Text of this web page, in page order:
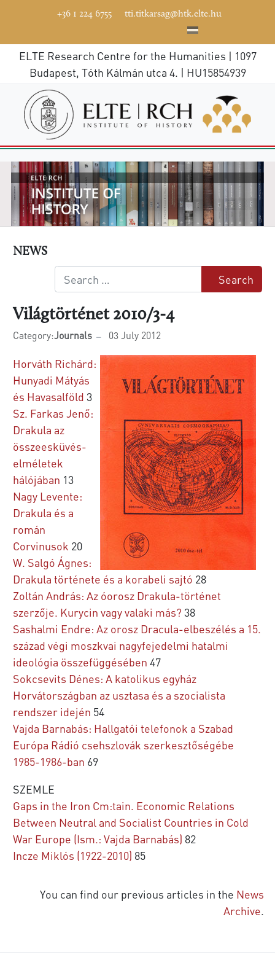
+36 1 224 6755 tti.titkarsag@htk.elte.hu
ELTE Research Centre for the Humanities | 1097
Budapest, Tóth Kálmán utca 4. | HU15854939
NEWS
Search Search
Világtörténet 2010/3-4
Category:Journals 03 July 2012
Horváth Richárd:
Hunyadi Mátyás
és Havasalföld 3
Sz. Farkas Jenő:
Drakula az
összeesküvés-
elméletek
hálójában 13
Nagy Levente:
Drakula és a
román
Corvinusok 20
W. Salgó Ágnes:
Drakula története és a korabeli sajtó 28
Zoltán András: Az óorosz Drakula-történet
szerzője. Kurycin vagy valaki más? 38
Sashalmi Endre: Az orosz Dracula-elbeszélés a 15.
század végi moszkvai nagyfejedelmi hatalmi
ideológia összefüggésében 47
Sokcsevits Dénes: A katolikus egyház
Horvátországban az usztasa és a szocialista
rendszer idején 54
Vajda Barnabás: Hallgatói telefonok a Szabad
Európa Rádió csehszlovák szerkesztőségébe
1985-1986-ban 69
SZEMLE
Gaps in the Iron Cm:tain. Economic Relations
Between Neutral and Socialist Countries in Cold
War Europe (Ism.: Vajda Barnabás) 82
Incze Miklós (1922-2010) 85
You can find our previous articles in the News
Archive.